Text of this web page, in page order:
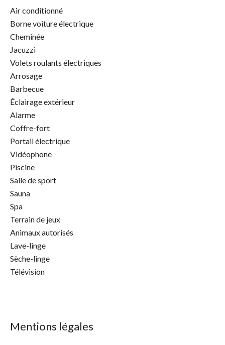
Air conditionné
Borne voiture électrique
Cheminée
Jacuzzi
Volets roulants électriques
Arrosage
Barbecue
Éclairage extérieur
Alarme
Coffre-fort
Portail électrique
Vidéophone
Piscine
Salle de sport
Sauna
Spa
Terrain de jeux
Animaux autorisés
Lave-linge
Sèche-linge
Télévision
Mentions légales